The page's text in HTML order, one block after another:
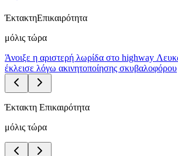
ΈκτακτηΕπικαιρότητα
μόλις τώρα
Άνοιξε η αριστερή λωρίδα στο highway
έκλεισε λόγω ακινητοποίησης σκυβαλοφόρου
Έκτακτη Επικαιρότητα
μόλις τώρα